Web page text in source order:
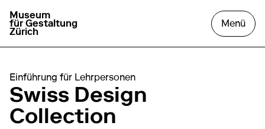
zur Startseite gehen
Museum
für Gestaltung
Zürich
Menüdas
Einführung für Lehrpersonen
Swiss Design
Collection